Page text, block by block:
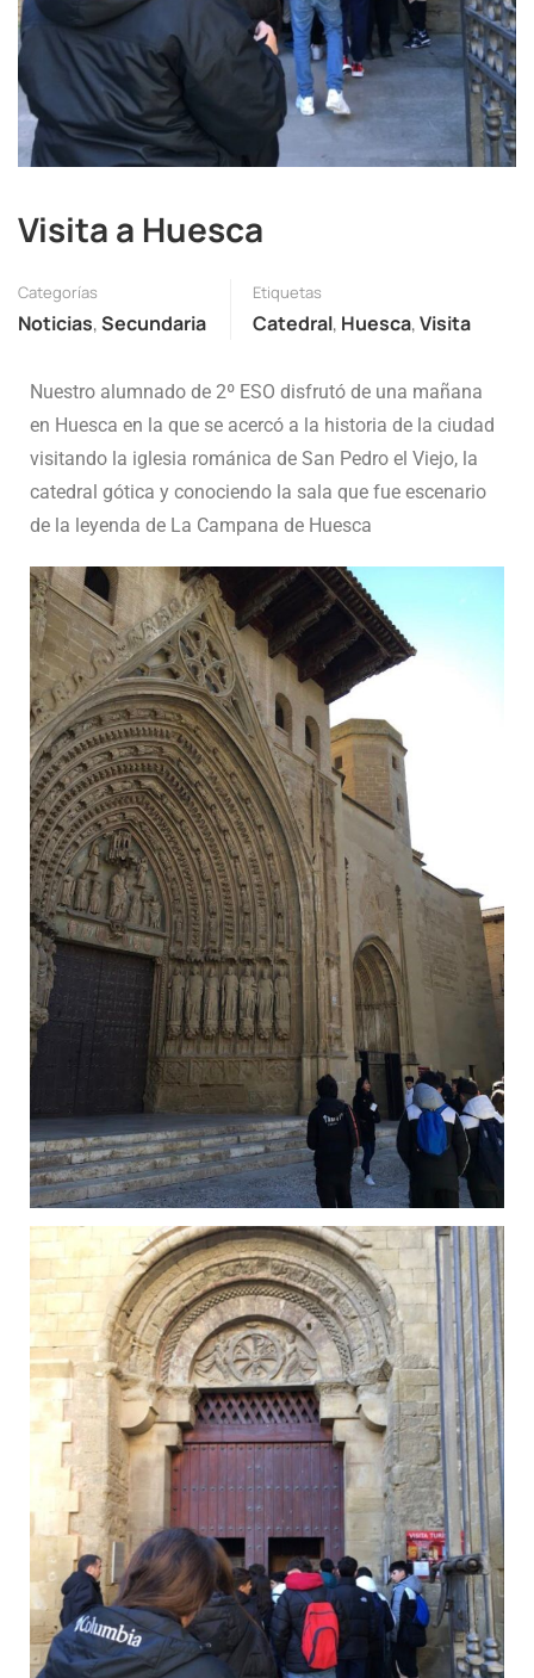
Visita a Huesca
Categorías
Noticias,Secundaria
Etiquetas
Catedral, Huesca,Visita
Nuestro alumnado de 2º ESO disfrutó de una mañana
en Huesca en la que se acercó a la historia de la ciudad
visitando la iglesia románica de San Pedro el Viejo, la
catedral gótica y conociendo la sala que fue escenario
de la leyenda de La Campana de Huesca